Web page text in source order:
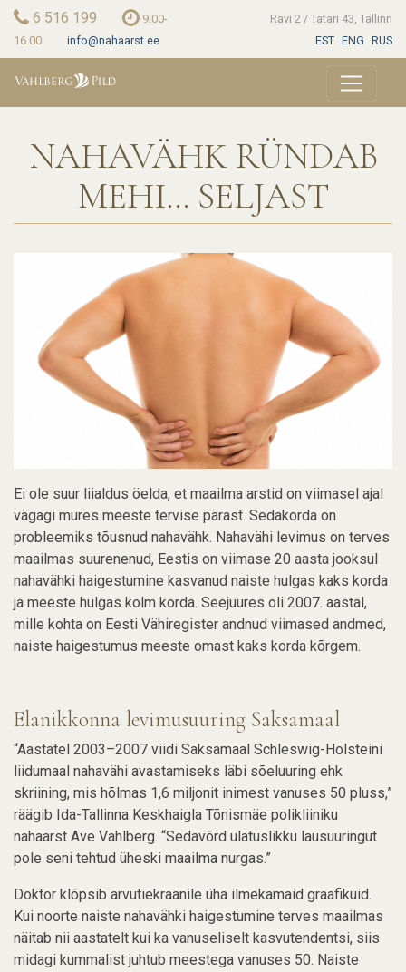
Skip
main
content
6 516 199
9.00-
16.00
info@nahaarst.ee
Ravi 2 / Tatari 43, Tallinn
EST ENG RUS
NAHAVÄHK RÜNDAB
MEHI... SELJAST
Ei ole suur liialdus öelda, et maailma arstid on viimasel ajal
vägagi mures meeste tervise pärast. Sedakorda on
probleemiks tõusnud nahavähk. Nahavähi levimus on terves
maailmas suurenenud, Eestis on viimase 20 aasta jooksul
nahavähki haigestumine kasvanud naiste hulgas kaks korda
ja meeste hulgas kolm korda. Seejuures oli 2007. aastal,
mille kohta on Eesti Vähiregister andnud viimased andmed,
naiste haigestumus meeste omast kaks korda kõrgem.
Elanikkonna levimusuuring Saksamaal
“Aastatel 2003–2007 viidi Saksamaal Schleswig-Holsteini
liidumaal nahavähi avastamiseks läbi sõeluuring ehk
skriining, mis hõlmas 1,6 miljonit inimest vanuses 50 pluss,”
räägib Ida-Tallinna Keskhaigla Tõnismäe polikliiniku
nahaarst Ave Vahlberg. “Sedavõrd ulatuslikku lausuuringut
pole seni tehtud üheski maailma nurgas.”
Doktor klõpsib arvutiekraanile üha ilmekamaid graafikuid.
Kui noorte naiste nahavähki haigestumine terves maailmas
näitab nii aastatelt kui ka vanuseliselt kasvutendentsi, siis
midagi kummalist juhtub meestega vanuses 50. Naiste